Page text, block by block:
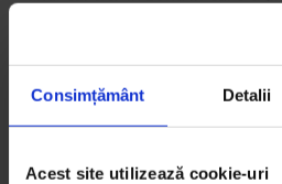
Consimțământ Detalii
Acest site utilizează cookie-uri
construcţii noi, parcări și
cinci ani, dar am descoperit
pe care a fost construit blocul
numea Văcărești.
●